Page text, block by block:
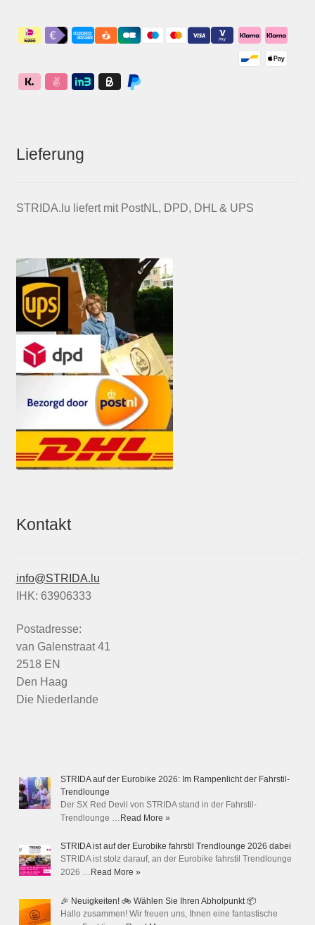
Lieferung
STRIDA.lu liefert mit PostNL, DPD, DHL & UPS
Kontakt
info@STRIDA.lu
IHK: 63906333
Postadresse:
van Galenstraat 41
2518 EN
Den Haag
Die Niederlande
STRIDA auf der Eurobike 2026: Im Rampenlicht der Fahrstil-
Trendlounge
Der SX Red Devil von STRIDA stand in der Fahrstil-
Trendlounge … Read More »
STRIDA ist auf der Eurobike fahrstil Trendlounge 2026 dabei
STRIDA ist stolz darauf, an der Eurobike fahrstil Trendlounge
2026 … Read More »
🎉 Neuigkeiten! 🚲 Wählen Sie Ihren Abholpunkt 📦
Hallo zusammen! Wir freuen uns, Ihnen eine fantastische